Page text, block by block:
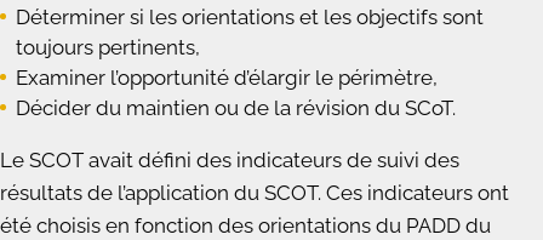
Déterminer si les orientations et les objectifs sont
toujours pertinents,
Examiner l’opportunité d’élargir le périmètre,
Décider du maintien ou de la révision du SCoT.
Le SCOT avait défini des indicateurs de suivi des
résultats de l’application du SCOT. Ces indicateurs ont
été choisis en fonction des orientations du PADD du